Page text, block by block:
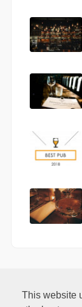
This website